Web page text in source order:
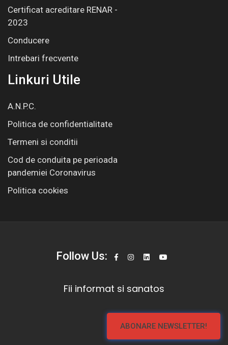
Certificat acreditare RENAR -
2023
Conducere
Intrebari frecvente
Linkuri Utile
A.N.P.C.
Politica de confidentialitate
Termeni si conditii
Cod de conduita pe perioada
pandemiei Coronavirus
Politica cookies
Follow Us:
Fii informat si sanatos
ABONARE NEWSLETTER!